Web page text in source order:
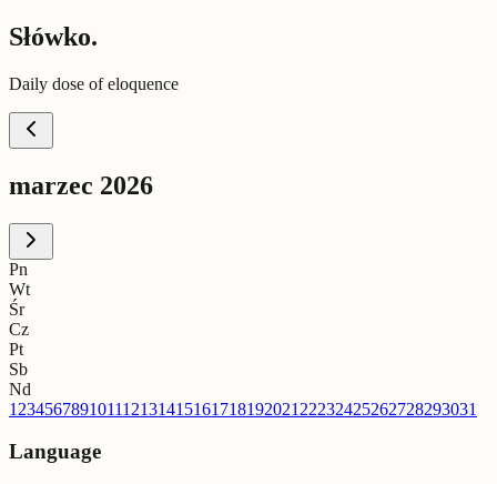
Słówko.
Daily dose of eloquence
marzec 2026
Pn
Wt
Śr
Cz
Pt
Sb
Nd
1 23456789101112131415161718192021 22232425262728293031
Language